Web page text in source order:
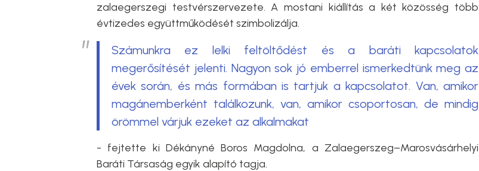
zalaegerszegi testvérszervezete. A mostani kiállítás a két közösség több
évtizedes együttműködését szimbolizálja.
Számunkra ez lelki feltöltődést és a baráti kapcsolatok
megerősítését jelenti. Nagyon sok jó emberrel ismerkedtünk meg az
évek során, és más formában is tartjuk a kapcsolatot. Van, amikor
magánemberként találkozunk, van, amikor csoportosan, de mindig
örömmel várjuk ezeket az alkalmakat
- fejtette ki Dékányné Boros Magdolna, a Zalaegerszeg–Marosvásárhelyi
Baráti Társaság egyik alapító tagja.